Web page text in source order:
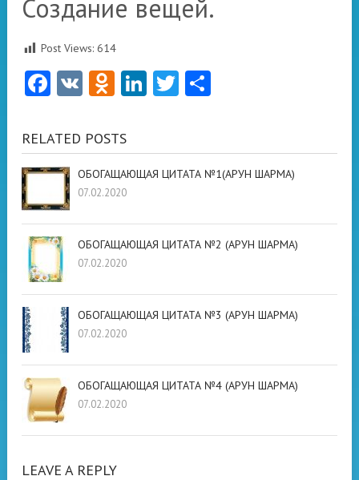
Создание вещей.
Post Views: 614
Facebook
VK Odnoklassniki
LinkedIn
Twitter
RELATED POSTS
ОБОГАЩАЮЩАЯ ЦИТАТА №1(АРУН ШАРМА)
07.02.2020
ОБОГАЩАЮЩАЯ ЦИТАТА №2 (АРУН ШАРМА)
07.02.2020
ОБОГАЩАЮЩАЯ ЦИТАТА №3 (АРУН ШАРМА)
07.02.2020
ОБОГАЩАЮЩАЯ ЦИТАТА №4 (АРУН ШАРМА)
07.02.2020
LEAVE A REPLY